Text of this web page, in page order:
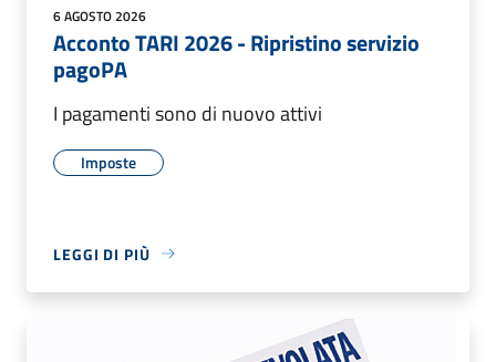
6 AGOSTO 2026
Acconto TARI 2026 - Ripristino servizio
pagoPA
I pagamenti sono di nuovo attivi
Imposte
LEGGI DI PIÙ